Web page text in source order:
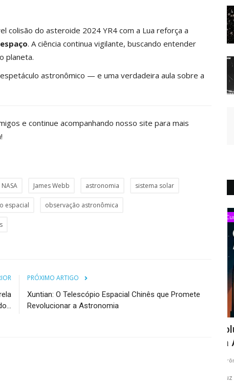
colisão do asteroide 2024 YR4 com a Lua reforça a
. A ciência continua vigilante, buscando entender
planeta.
astronômico — e uma verdadeira aula sobre a
e continue acompanhando nosso site para mais
NASA James Webb astronomia sistema solar
espacial observação astronômica
PRÓXIMO ARTIGO
Xuntian: O Telescópio Espacial Chinês que Promete
Revolucionar a Astronomia
um
A